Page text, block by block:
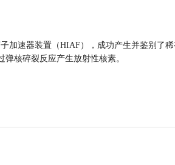
加速器装置（HIAF），成功产生并鉴别了
核碎裂反应产生放射性核素。